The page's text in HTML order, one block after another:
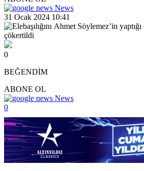
News
31 Ocak 2024 10:41
0
BEĞENDİM
ABONE OL
News
0